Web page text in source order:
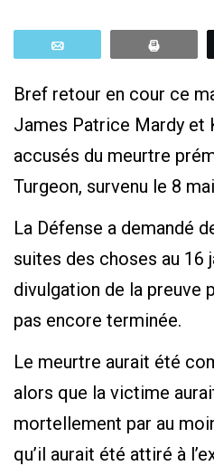
Bref retour en cour ce
James Patrice Mardy et
accusés du meurtre
Turgeon, survenu le 8
La Défense a demandé
suites des choses au 16
divulgation de la preuve
pas encore terminée.
Le meurtre aurait été
alors que la victime
mortellement par au
qu’il aurait été attiré à